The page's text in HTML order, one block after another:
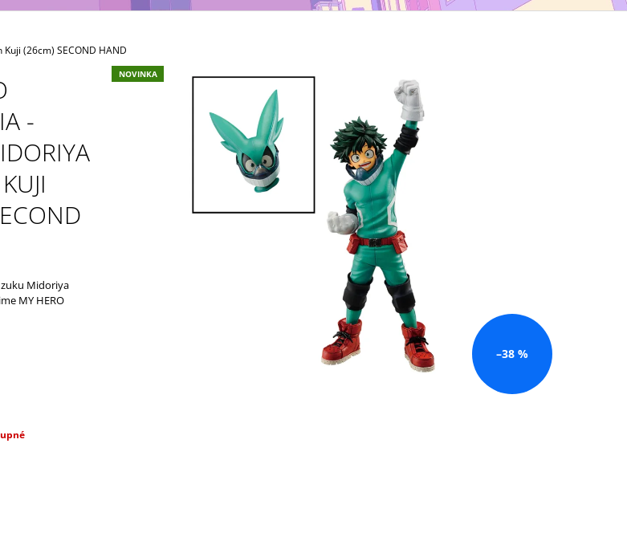
(26cm) SECOND HAND
-
NOVINKA
–38 %
Midoriya
MY HERO